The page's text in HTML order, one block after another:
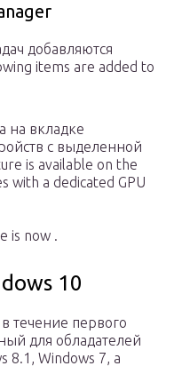
добавляются
items are added to
на вкладке
с выделенной
is available on the
with a dedicated GPU
is now .
10
течение первого
для обладателей
8.1, Windows 7, а